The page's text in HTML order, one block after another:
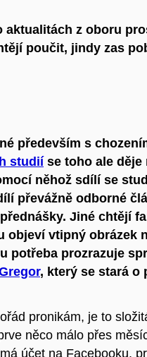
z oboru
poučit, jindy zas
především s
studií se toho ale děje
něhož sdílí se
převážně odborné
Jiné chtějí
objeví vtipný obrázek
potřeba prozrazuje
, který se stará o
pronikám, je to
něco málo přes
účet na Facebooku,